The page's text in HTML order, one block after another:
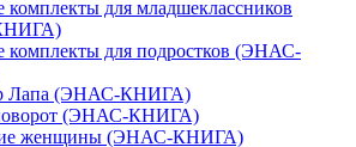
для младшеклассников
для подростков (ЭНАС-
Лапа (ЭНАС-КНИГА)
(ЭНАС-КНИГА)
женщины (ЭНАС-КНИГА)